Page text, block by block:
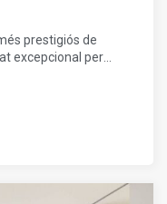
prestigiós de
i desitjades de
de 128,39 m²
un barri reconegut
del millor que